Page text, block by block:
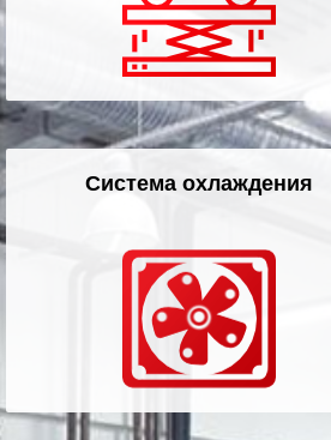
Система охлаждения